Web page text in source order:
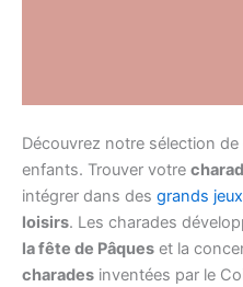
Découvrez notre sélection de
enfants. Trouver votre
intégrer dans des grands jeux
loisirs. Les charades
la fête de Pâques et la
charades inventées par le